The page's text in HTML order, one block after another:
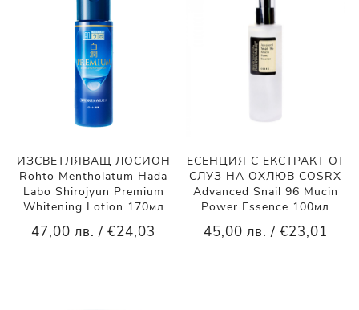
ИЗСВЕТЛЯВАЩ ЛОСИОН
Rohto Mentholatum Hada
Labo Shirojyun Premium
Whitening Lotion 170мл
47,00 лв. / €24,03
ЕСЕНЦИЯ С ЕКСТРАКТ ОТ
СЛУЗ НА ОХЛЮВ COSRX
Advanced Snail 96 Mucin
Power Essence 100мл
45,00 лв. / €23,01